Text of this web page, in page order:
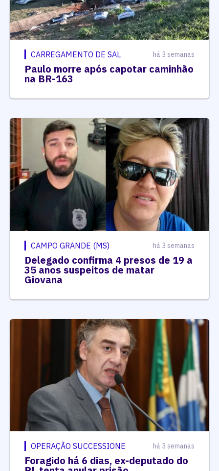
CARREGAMENTO DE SAL há 3 semanas
Paulo morre após capotar caminhão
na BR-163
CAMPO GRANDE (MS) há 3 semanas
Delegado confirma 4 presos de 19 a
35 anos suspeitos de matar
Giovana
OPERAÇÃO SUCCESSIONE há 3 semanas
Foragido há 6 dias, ex-deputado do